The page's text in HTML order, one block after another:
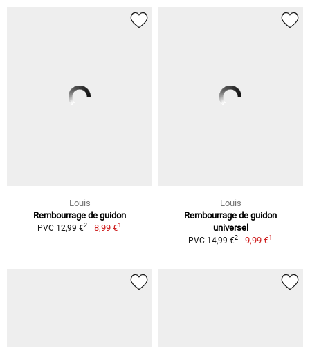
Louis
Rembourrage de guidon
PVC 12,99 €2 8,99 €1
Louis
Rembourrage de guidon
universel
PVC 14,99 €2 9,99 €1